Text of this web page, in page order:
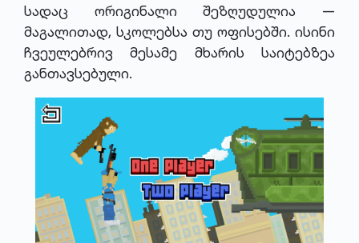
სადაც ორიგინალი შეზღუდულია —
მაგალითად, სკოლებსა თუ ოფისებში. ისინი
ჩვეულებრივ მესამე მხარის საიტებზეა
განთავსებული.